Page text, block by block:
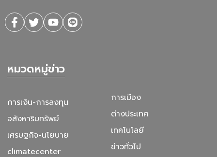
หมวดหมู่ข่าว
การเงิน-การลงทุน
อสังหาริมทรัพย์
เศรษฐกิจ-นโยบาย
climatecenter
การเมือง
ต่างประเทศ
เทคโนโลยี
ข่าวทั่วไป